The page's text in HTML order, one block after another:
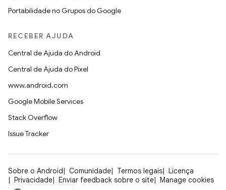
Portabilidade no Grupos do Google
RECEBER AJUDA
Central de Ajuda do Android
Central de Ajuda do Pixel
www.android.com
Google Mobile Services
Stack Overflow
Issue Tracker
Sobre o Android Comunidade Termos legais
Licença
Privacidade
Enviar feedback sobre o site Manage cookies